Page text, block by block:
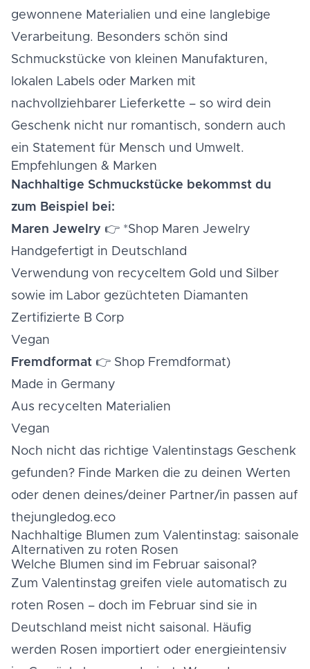
gewonnene Materialien und eine langlebige
Verarbeitung. Besonders schön sind
Schmuckstücke von kleinen Manufakturen,
lokalen Labels oder Marken mit
nachvollziehbarer Lieferkette – so wird dein
Geschenk nicht nur romantisch, sondern auch
ein Statement für Mensch und Umwelt.
Empfehlungen & Marken
Nachhaltige Schmuckstücke bekommst du
zum Beispiel bei:
Maren Jewelry 👉 *Shop Maren Jewelry
Handgefertigt in Deutschland
Verwendung von recyceltem Gold und Silber
sowie im Labor gezüchteten Diamanten
Zertifizierte B Corp
Vegan
Fremdformat 👉 Shop Fremdformat)
Made in Germany
Aus recycelten Materialien
Vegan
Noch nicht das richtige Valentinstags Geschenk
gefunden? Finde Marken die zu deinen Werten
oder denen deines/deiner Partner/in passen auf
thejungledog.eco
Nachhaltige Blumen zum Valentinstag: saisonale
Alternativen zu roten Rosen
Welche Blumen sind im Februar saisonal?
Zum Valentinstag greifen viele automatisch zu
roten Rosen – doch im Februar sind sie in
Deutschland meist nicht saisonal. Häufig
werden Rosen importiert oder energieintensiv